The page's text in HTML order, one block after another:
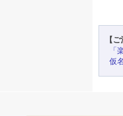
【
「
仮